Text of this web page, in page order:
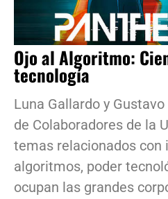
Ojo al Algoritmo:
tecnología
Luna Gallardo y
de Colaboradores de la
temas relacionados
algoritmos, poder
ocupan las grandes